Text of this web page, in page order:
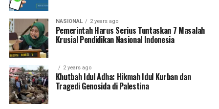
NASIONAL 2 years ago
Pemerintah Harus Serius Tuntaskan 7 Masalah
Krusial Pendidikan Nasional Indonesia
2 years ago
Khutbah Idul Adha: Hikmah Idul Kurban dan
Tragedi Genosida di Palestina